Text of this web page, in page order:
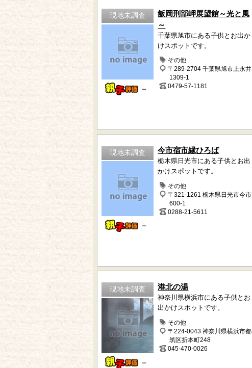
現地未調査
－
飯岡刑部岬展望館～光と風
～
千葉県旭市にある子供とお出か
けスポットです。
その他
〒289-2704 千葉県旭市上永井
1309-1
0479-57-1181
現地未調査
－
今市宿市縁ひろば
栃木県日光市にある子供とお出
かけスポットです。
その他
〒321-1261 栃木県日光市今市
600-1
0288-21-5611
現地未調査
－
港北の湯
神奈川県横浜市にある子供とお
出かけスポットです。
その他
〒224-0043 神奈川県横浜市都
筑区折本町248
045-470-0026